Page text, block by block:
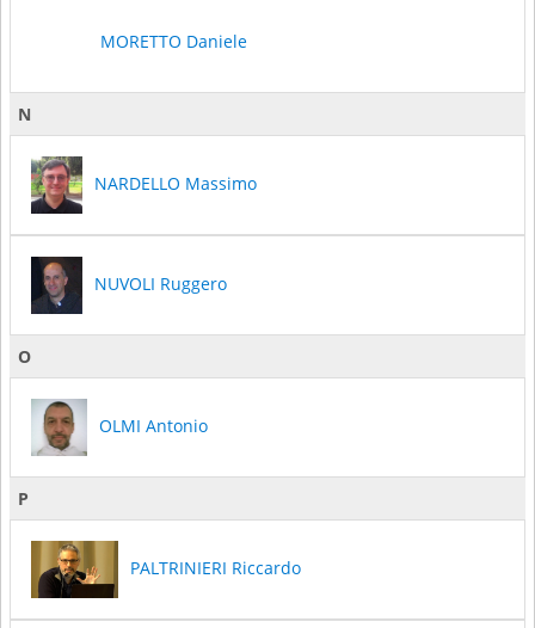
MORETTO Daniele
N
NARDELLO Massimo
NUVOLI Ruggero
O
OLMI Antonio
P
PALTRINIERI Riccardo